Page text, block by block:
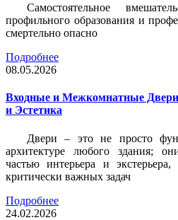
Самостоятельное
профильного образования и
смертельно опасно
Подробнее
08.05.2026
Входные и Межкомнатные
и Эстетика
Двери – это не просто
архитектуре любого здания;
частью интерьера и
критически важных задач
Подробнее
24.02.2026